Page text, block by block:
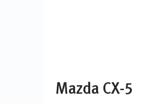
Mazda CX-5